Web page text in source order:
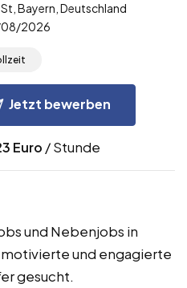
Bayern, Deutschland
2026
Jetzt bewerben
Euro / Stunde
und Nebenjobs in
und engagierte
gesucht.